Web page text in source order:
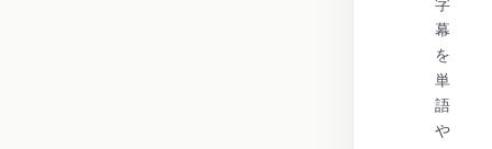
字
幕
を
単
語
や